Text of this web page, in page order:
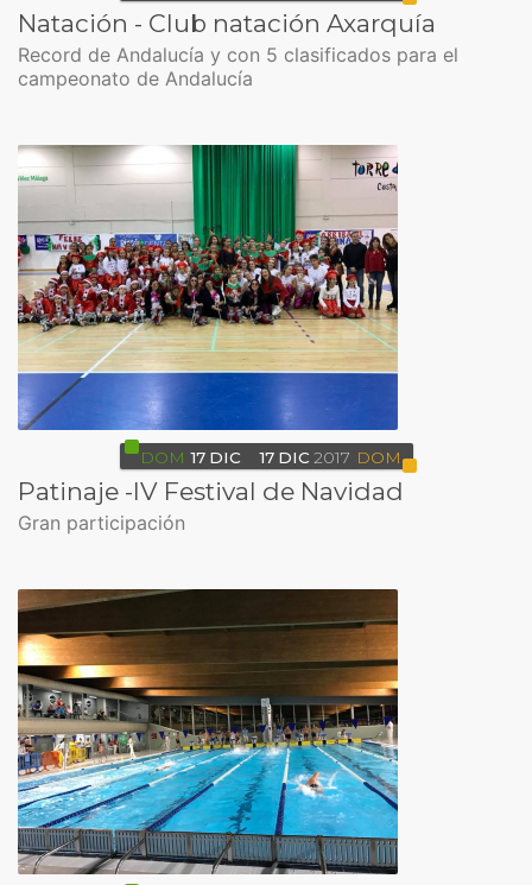
Natación - Club natación Axarquía
Record de Andalucía y con 5 clasificados para el
campeonato de Andalucía
DOM 17 DIC 17 DIC 2017 DOM
Patinaje -IV Festival de Navidad
Gran participación